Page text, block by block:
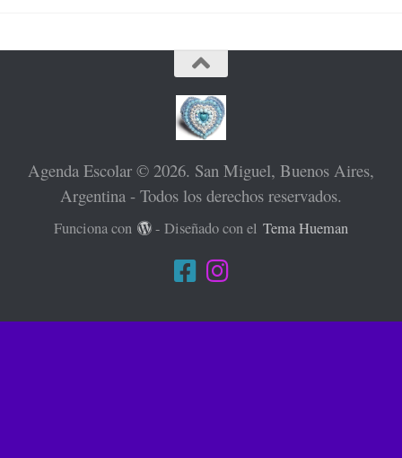
Agenda Escolar © 2026. San Miguel, Buenos Aires,
Argentina - Todos los derechos reservados.
Funciona con - Diseñado con elTema Hueman